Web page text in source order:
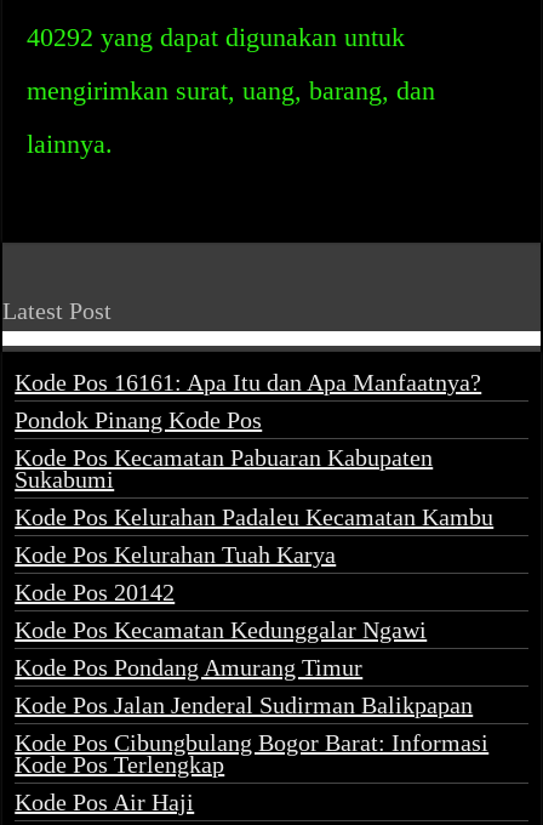
40292 yang dapat digunakan untuk
mengirimkan surat, uang, barang, dan
lainnya.
Latest Post
Kode Pos 16161: Apa Itu dan Apa Manfaatnya?
Pondok Pinang Kode Pos
Kode Pos Kecamatan Pabuaran Kabupaten
Sukabumi
Kode Pos Kelurahan Padaleu Kecamatan Kambu
Kode Pos Kelurahan Tuah Karya
Kode Pos 20142
Kode Pos Kecamatan Kedunggalar Ngawi
Kode Pos Pondang Amurang Timur
Kode Pos Jalan Jenderal Sudirman Balikpapan
Kode Pos Cibungbulang Bogor Barat: Informasi
Kode Pos Terlengkap
Kode Pos Air Haji